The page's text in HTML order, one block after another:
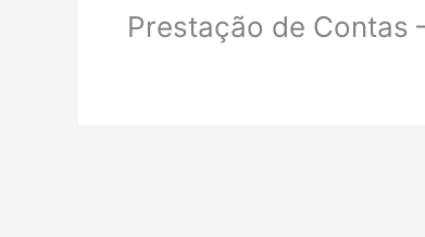
Prestação de Contas